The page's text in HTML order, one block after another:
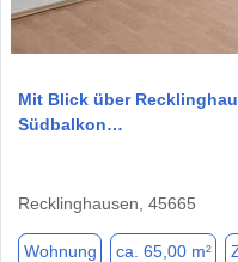
Mit Blick über
Südbalkon…
Recklinghausen, 45665
Wohnung ca. 65,00 m²